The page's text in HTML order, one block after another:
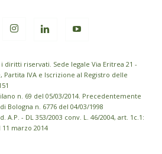
diritti riservati. Sede legale Via Eritrea 21 -
Partita IVA e Iscrizione al Registro delle
n. 69 del 05/03/2014. Precedentemente
Bologna n. 6776 del 04/03/1998
A.P. - DL 353/2003 conv. L. 46/2004, art. 1c.1:
11 marzo 2014